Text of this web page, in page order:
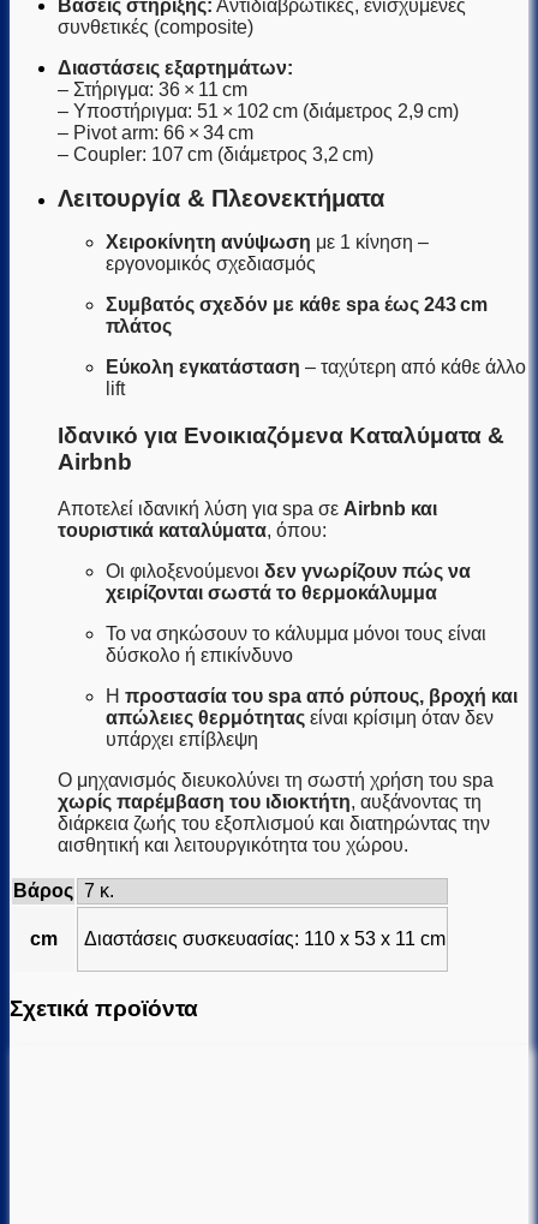
Βάσεις στήριξης: Αντιδιαβρωτικές, ενισχυμένες
συνθετικές (composite)
Διαστάσεις εξαρτημάτων:
– Στήριγμα: 36 × 11 cm
– Υποστήριγμα: 51 × 102 cm (διάμετρος 2,9 cm)
– Pivot arm: 66 × 34 cm
– Coupler: 107 cm (διάμετρος 3,2 cm)
Λειτουργία & Πλεονεκτήματα
Χειροκίνητη ανύψωση με 1 κίνηση –
εργονομικός σχεδιασμός
Συμβατός σχεδόν με κάθε spa έως 243 cm
πλάτος
Εύκολη εγκατάσταση – ταχύτερη από κάθε άλλο
lift
Ιδανικό για Ενοικιαζόμενα Καταλύματα &
Airbnb
Αποτελεί ιδανική λύση για spa σε Airbnb και
τουριστικά καταλύματα, όπου:
Οι φιλοξενούμενοι δεν γνωρίζουν πώς να
χειρίζονται σωστά το θερμοκάλυμμα
Το να σηκώσουν το κάλυμμα μόνοι τους είναι
δύσκολο ή επικίνδυνο
Η προστασία του spa από ρύπους, βροχή και
απώλειες θερμότητας είναι κρίσιμη όταν δεν
υπάρχει επίβλεψη
Ο μηχανισμός διευκολύνει τη σωστή χρήση του spa
χωρίς παρέμβαση του ιδιοκτήτη, αυξάνοντας τη
διάρκεια ζωής του εξοπλισμού και διατηρώντας την
αισθητική και λειτουργικότητα του χώρου.
Βάρος 7 κ.
cm Διαστάσεις συσκευασίας: 110 x 53 x 11 cm
Σχετικά προϊόντα